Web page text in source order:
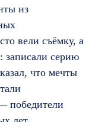
из
вели съёмку, а
записали серию
что мечты
победители